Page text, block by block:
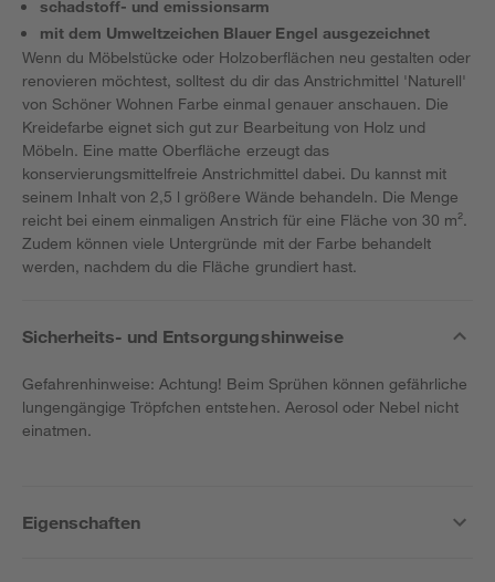
schadstoff- und emissionsarm
mit dem Umweltzeichen Blauer Engel ausgezeichnet
Wenn du Möbelstücke oder Holzoberflächen neu gestalten oder
renovieren möchtest, solltest du dir das Anstrichmittel 'Naturell'
von Schöner Wohnen Farbe einmal genauer anschauen. Die
Kreidefarbe eignet sich gut zur Bearbeitung von Holz und
Möbeln. Eine matte Oberfläche erzeugt das
konservierungsmittelfreie Anstrichmittel dabei. Du kannst mit
seinem Inhalt von 2,5 l größere Wände behandeln. Die Menge
reicht bei einem einmaligen Anstrich für eine Fläche von 30 m².
Zudem können viele Untergründe mit der Farbe behandelt
werden, nachdem du die Fläche grundiert hast.
Sicherheits- und Entsorgungshinweise
Gefahrenhinweise: Achtung! Beim Sprühen können gefährliche
lungengängige Tröpfchen entstehen. Aerosol oder Nebel nicht
einatmen.
Eigenschaften